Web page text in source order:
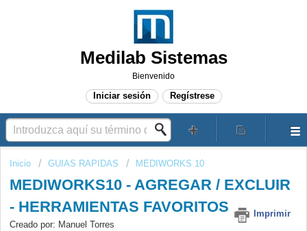
Medilab Sistemas
Bienvenido
Iniciar sesión Regístrese
Inicio GUIAS RAPIDAS MEDIWORKS 10
MEDIWORKS10 - AGREGAR / EXCLUIR
- HERRAMIENTAS FAVORITOS
Imprimir
Creado por: Manuel Torres